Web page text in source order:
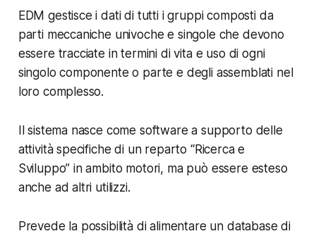
EDM gestisce i dati di tutti i gruppi composti da
parti meccaniche univoche e singole che devono
essere tracciate in termini di vita e uso di ogni
singolo componente o parte e degli assemblati nel
loro complesso.
Il sistema nasce come software a supporto delle
attività specifiche di un reparto “Ricerca e
Sviluppo” in ambito motori, ma può essere esteso
anche ad altri utilizzi.
Prevede la possibilità di alimentare un database di